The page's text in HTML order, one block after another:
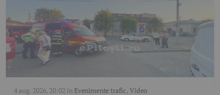
4 aug. 2026, 20:02 în Evenimente trafic,Video